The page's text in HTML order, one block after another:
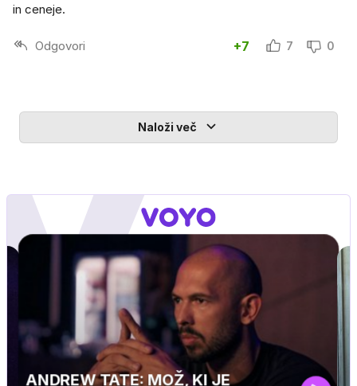
in ceneje.
Odgovori +7 7 0
Naloži več